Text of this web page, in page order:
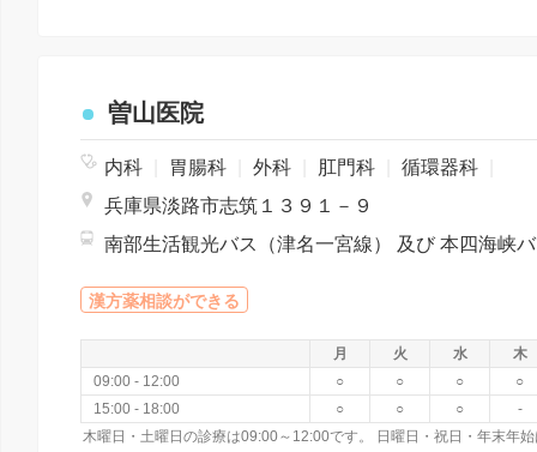
曽山医院
内科 胃腸科 外科 肛門科 循環器科
兵庫県淡路市志筑１３９１－９
南部
漢方薬相談ができる
月 火 水
木
09:00 - 12:00
○ ○ ○
○
15:00 - 18:00
○ ○ ○
-
木曜日・土曜日の診療は09:00～12:00です。 日曜日・祝日・年末年